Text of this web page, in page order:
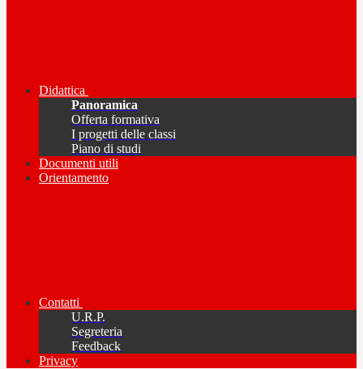
Didattica
Panoramica
Offerta formativa
I progetti delle classi
Piano di studi
Documenti utili
Orientamento
Contatti
U.R.P.
Segreteria
Feedback
Privacy